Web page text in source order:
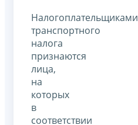
Налогоплательщиками
транспортного
налога
признаются
лица,
на
которых
в
соответствии